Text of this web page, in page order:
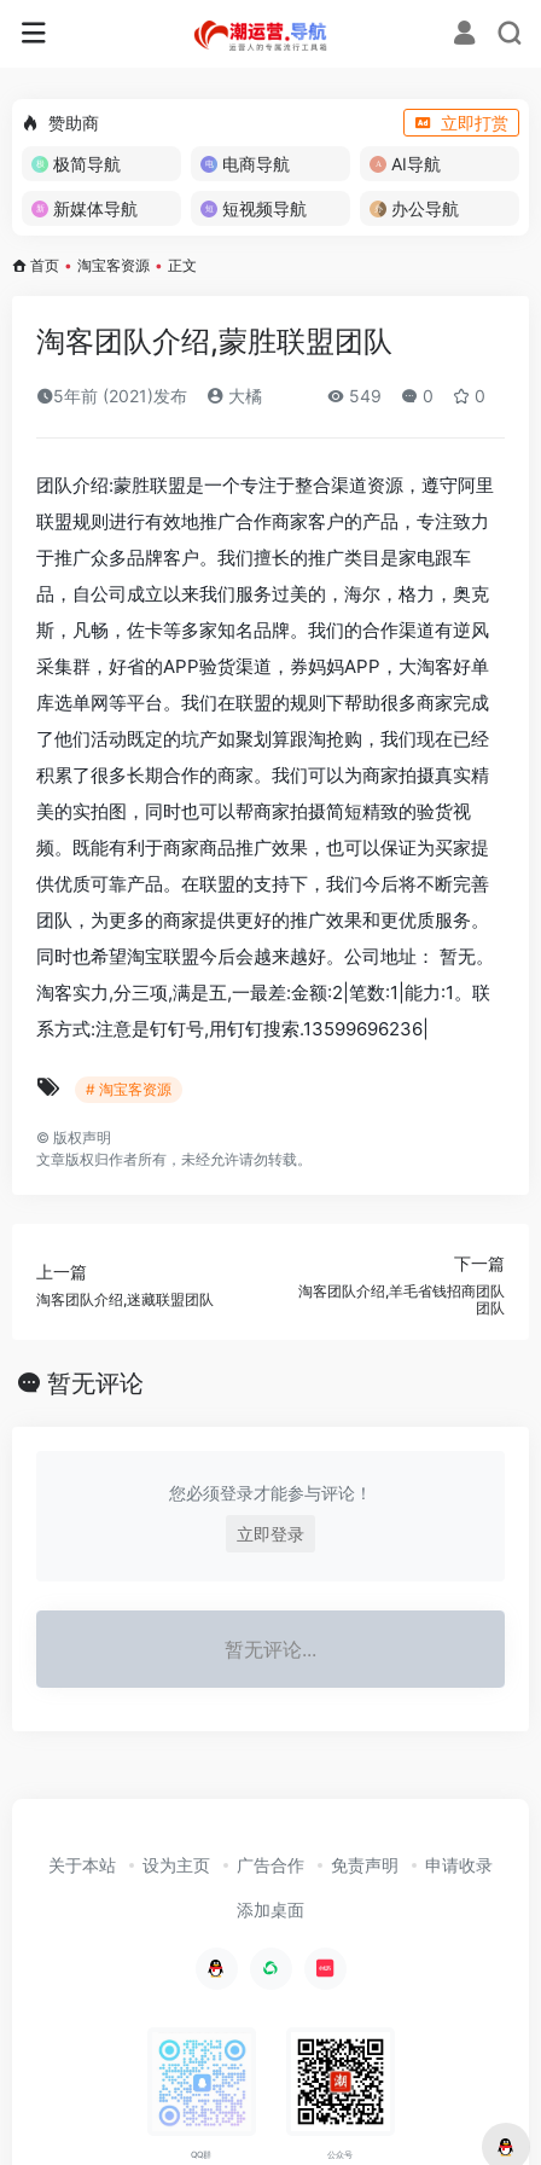
赞助商
立即打赏
极简导航
电商导航 AI导航
新媒体导航 短视频导航 办公导航
首页 • 淘宝客资源 • 正文
淘客团队介绍,蒙胜联盟团队
5年前 (2021)发布 大橘 549 0 0
团队介绍:蒙胜联盟是一个专注于整合渠道资源，遵守阿里
联盟规则进行有效地推广合作商家客户的产品，专注致力
于推广众多品牌客户。我们擅长的推广类目是家电跟车
品，自公司成立以来我们服务过美的，海尔，格力，奥克
斯，凡畅，佐卡等多家知名品牌。我们的合作渠道有逆风
采集群，好省的APP验货渠道，券妈妈APP，大淘客好单
库选单网等平台。我们在联盟的规则下帮助很多商家完成
了他们活动既定的坑产如聚划算跟淘抢购，我们现在已经
积累了很多长期合作的商家。我们可以为商家拍摄真实精
美的实拍图，同时也可以帮商家拍摄简短精致的验货视
频。既能有利于商家商品推广效果，也可以保证为买家提
供优质可靠产品。在联盟的支持下，我们今后将不断完善
团队，为更多的商家提供更好的推广效果和更优质服务。
同时也希望淘宝联盟今后会越来越好。公司地址： 暂无。
淘客实力,分三项,满是五,一最差:金额:2|笔数:1|能力:1。联
系方式:注意是钉钉号,用钉钉搜索.13599696236|
# 淘宝客资源
© 版权声明
文章版权归作者所有，未经允许请勿转载。
上一篇
淘客团队介绍,迷藏联盟团队
下一篇
淘客团队介绍,羊毛省钱招商团队
团队
暂无评论
您必须登录才能参与评论！
立即登录
暂无评论...
关于本站 设为主页 广告合作 免责声明 申请收录
添加桌面
QQ群 公众号